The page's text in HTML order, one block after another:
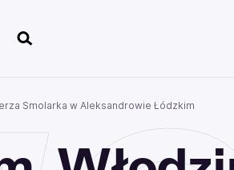
Smolarka w Aleksandrowie Łódzkim